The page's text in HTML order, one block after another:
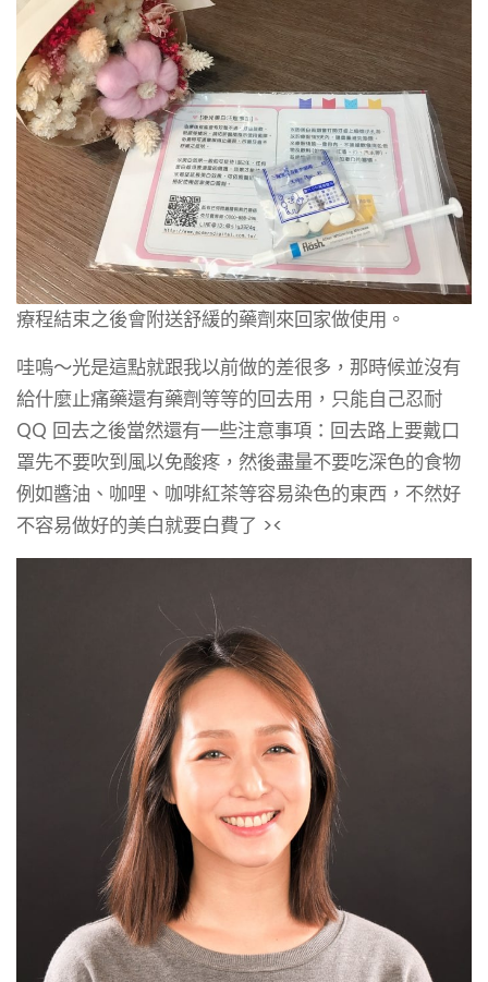
療程結束之後會附送舒緩的藥劑來回家做使用。
哇嗚～光是這點就跟我以前做的差很多，那時候並沒有
給什麼止痛藥還有藥劑等等的回去用，只能自己忍耐
QQ 回去之後當然還有一些注意事項：回去路上要戴口
罩先不要吹到風以免酸疼，然後盡量不要吃深色的食物
例如醬油、咖哩、咖啡紅茶等容易染色的東西，不然好
不容易做好的美白就要白費了 ><